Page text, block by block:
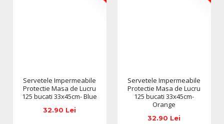
in orice mod (culoare, aspect etc.) de imaginile produselor
Servetele Impermeabile
Protectie Masa de Lucru
125 bucati 33x45cm- Blue
32.90 Lei
Servetele Impermeabile
Protectie Masa de Lucru
125 bucati 33x45cm-
Orange
32.90 Lei